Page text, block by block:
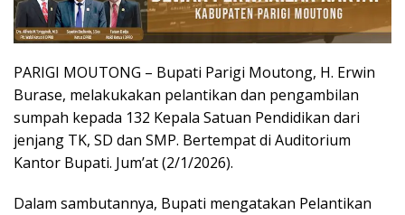
PARIGI MOUTONG – Bupati Parigi Moutong, H. Erwin
Burase, melakukakan pelantikan dan pengambilan
sumpah kepada 132 Kepala Satuan Pendidikan dari
jenjang TK, SD dan SMP. Bertempat di Auditorium
Kantor Bupati. Jum’at (2/1/2026).
Dalam sambutannya, Bupati mengatakan Pelantikan